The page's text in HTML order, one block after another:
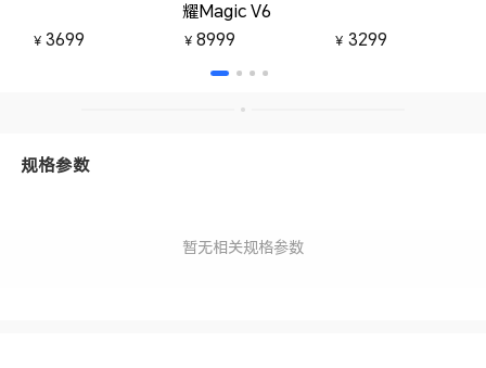
￥ 3699
耀Magic V6
￥ 8999 ￥ 3299
规格参数
暂无相关规格参数